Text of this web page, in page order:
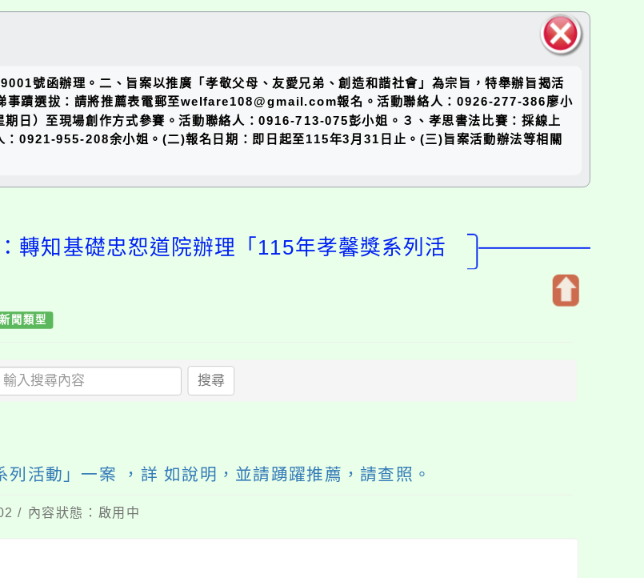
塊
號函辦理。二、旨案以推廣「孝敬父母、友愛兄弟、創造和諧社會」為宗旨，特舉辦旨揭活
事蹟選拔：請將推薦表電郵至welfare108@gmail.com報名。活動聯絡人：0926-277-386廖小
日）至現場創作方式參賽。活動聯絡人：0916-713-075彭小姐。３、孝思書法比賽：採線上
0921-955-208余小姐。(二)報名日期：即日起至115年3月31日止。(三)旨案活動辦法等相關
轉知基礎忠恕道院辦理「115年孝馨獎系列活
新聞類型
搜尋
活動」一案 ，詳 如說明，並請踴躍推薦，請查照。
/ 內容狀態：啟用中